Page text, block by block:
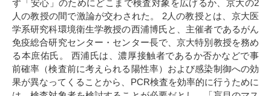
ず「安心」のためにどこまで検査対象を広げるか、京大の2
人の教授の間で激論が交わされた。 2人の教授とは、京大医
学系研究科環境衛生学教授の西浦博氏と、主催者であるがん
免疫総合研究センター・センター長で、京大特別教授を務め
る本庶佑氏。 西浦氏は、濃厚接触者であるか否かなどで事
前確率（検査前に考えられる陽性率）および感染制御への効
果が異なってくることから、PCR検査を効率的に行うために